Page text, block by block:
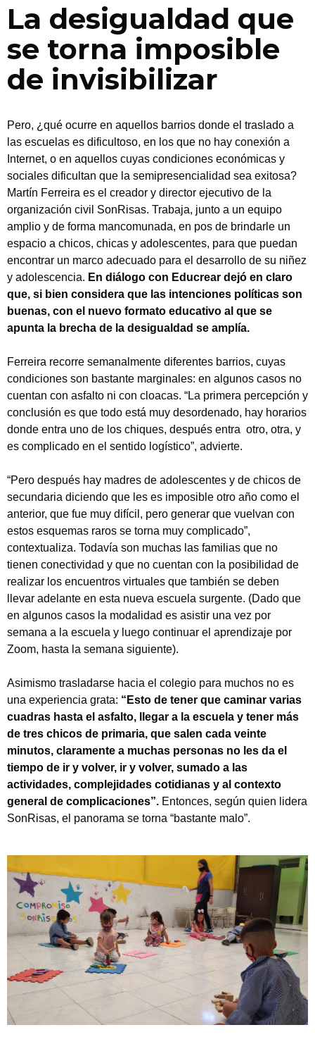
Tipea lo que deseas buscar y luego pulsa Enter:
La desigualdad que
se torna imposible
de invisibilizar
Pero, ¿qué ocurre en aquellos barrios donde el traslado a
las escuelas es dificultoso, en los que no hay conexión a
Internet, o en aquellos cuyas condiciones económicas y
sociales dificultan que la semipresencialidad sea exitosa?
Martín Ferreira es el creador y director ejecutivo de la
organización civil SonRisas. Trabaja, junto a un equipo
amplio y de forma mancomunada, en pos de brindarle un
espacio a chicos, chicas y adolescentes, para que puedan
encontrar un marco adecuado para el desarrollo de su niñez
y adolescencia. En diálogo con Educrear dejó en claro
que, si bien considera que las intenciones políticas son
buenas, con el nuevo formato educativo al que se
apunta la brecha de la desigualdad se amplía.
Ferreira recorre semanalmente diferentes barrios, cuyas
condiciones son bastante marginales: en algunos casos no
cuentan con asfalto ni con cloacas. “La primera percepción y
conclusión es que todo está muy desordenado, hay horarios
donde entra uno de los chiques, después entra otro, otra, y
es complicado en el sentido logístico”, advierte.
“Pero después hay madres de adolescentes y de chicos de
secundaria diciendo que les es imposible otro año como el
anterior, que fue muy difícil, pero generar que vuelvan con
estos esquemas raros se torna muy complicado”,
contextualiza. Todavía son muchas las familias que no
tienen conectividad y que no cuentan con la posibilidad de
realizar los encuentros virtuales que también se deben
llevar adelante en esta nueva escuela surgente. (Dado que
en algunos casos la modalidad es asistir una vez por
semana a la escuela y luego continuar el aprendizaje por
Zoom, hasta la semana siguiente).
Asimismo trasladarse hacia el colegio para muchos no es
una experiencia grata: “Esto de tener que caminar varias
cuadras hasta el asfalto, llegar a la escuela y tener más
de tres chicos de primaria, que salen cada veinte
minutos, claramente a muchas personas no les da el
tiempo de ir y volver, ir y volver, sumado a las
actividades, complejidades cotidianas y al contexto
general de complicaciones”. Entonces, según quien lidera
SonRisas, el panorama se torna “bastante malo”.